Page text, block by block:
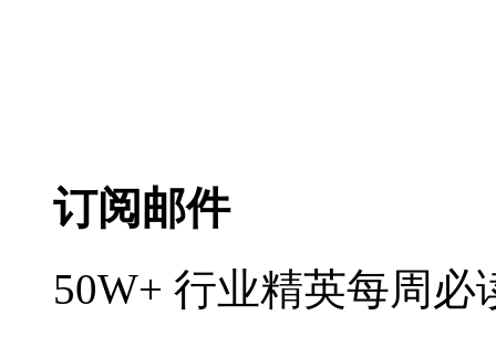
订阅邮件
50W+ 行业精英每周